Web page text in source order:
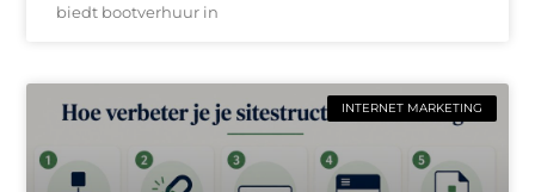
biedt bootverhuur in
INTERNET MARKETING